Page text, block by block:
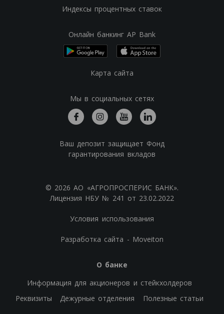
Индексы процентных ставок
Онлайн банкинг AP Bank
Карта сайта
Мы в социальных сетях
Ваш депозит защищает Фонд
гарантирования вкладов
© 2026 АО «АГРОПРОСПЕРИС БАНК».
Лицензия НБУ № 241 от 23.02.2022
Условия использования
Разработка сайта - Moveiton
О банке
Информация для акционеров и стейкхолдеров
Реквизиты
Дежурные отделения Полезные статьи